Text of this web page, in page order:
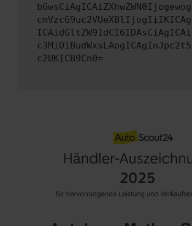
c2UKICB9Cn0=